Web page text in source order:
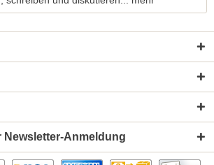
Newsletter-Anmeldung